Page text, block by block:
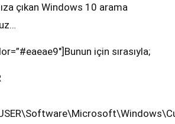
çıkan Windows 10 arama
için sırasıyla;